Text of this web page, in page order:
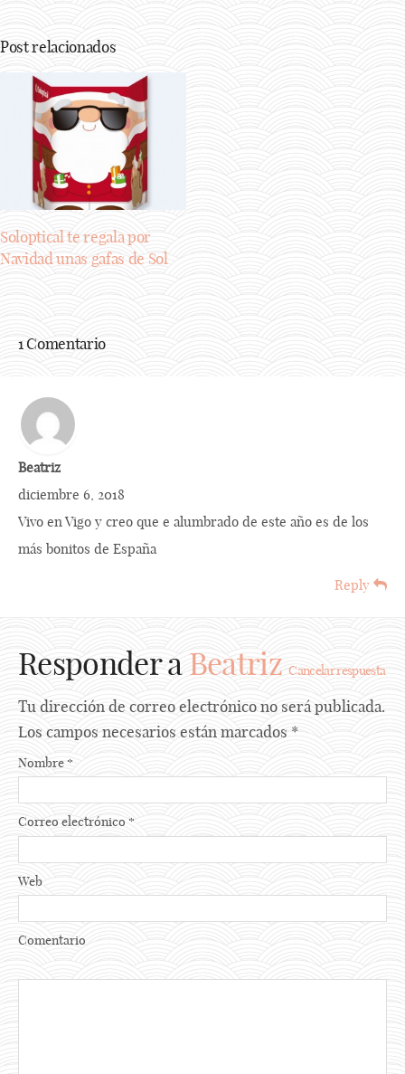
Post relacionados
Soloptical te regala por
Navidad unas gafas de Sol
1 Comentario
Beatriz
diciembre 6, 2018
Vivo en Vigo y creo que e alumbrado de este año es de los
más bonitos de España
Reply
Responder aBeatriz Cancelar respuesta
Tu dirección de correo electrónico no será publicada.
Los campos necesarios están marcados *
Nombre*
Correo electrónico *
Web
Comentario